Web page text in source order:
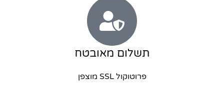
תשלום מאובטח
פרוטוקול SSL מוצפן